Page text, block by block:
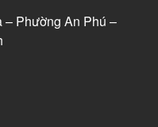
Phường An Phú –